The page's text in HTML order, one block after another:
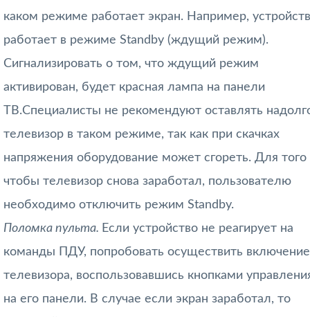
каком режиме работает экран. Например,
работает в режиме Standby (ждущий режим).
Сигнализировать о том, что ждущий режим
активирован, будет красная лампа на панели
ТВ.Специалисты не рекомендуют оставлять
телевизор в таком режиме, так как при скачках
напряжения оборудование может сгореть. Для того
чтобы телевизор снова заработал, пользователю
необходимо отключить режим Standby.
Поломка пульта. Если устройство не реагирует на
команды ПДУ, попробовать осуществить включение
телевизора, воспользовавшись кнопками
на его панели. В случае если экран заработал, то